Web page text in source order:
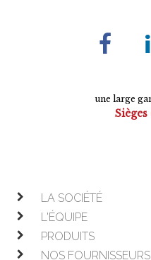
une large
LA SOCIÉTÉ
L'ÉQUIPE
PRODUITS
NOS FOURNISSEURS